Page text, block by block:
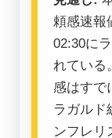
頼感速報
02:30に
れている
感はすで
ラガルド
ンフレリ